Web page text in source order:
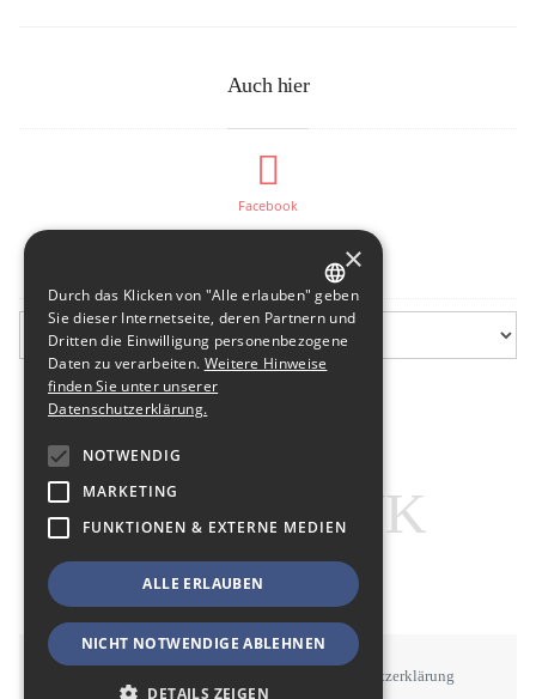
Auch hier
Facebook
Datenschutzerklärung
GERMAN
ENGLISH
×
Durch das Klicken von "Alle erlauben" geben
Sie dieser Internetseite, deren Partnern und
Dritten die Einwilligung personenbezogene
Daten zu verarbeiten. Weitere Hinweise
finden Sie unter unserer
Datenschutzerklärung.
NOTWENDIG
MARKETING
FUNKTIONEN & EXTERNE MEDIEN
ALLE ERLAUBEN
NICHT NOTWENDIGE ABLEHNEN
DETAILS ZEIGEN